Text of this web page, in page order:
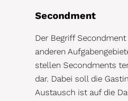
Secondment
Der Begriff
anderen
stellen Secondments
dar. Dabei soll die
Austausch ist auf die